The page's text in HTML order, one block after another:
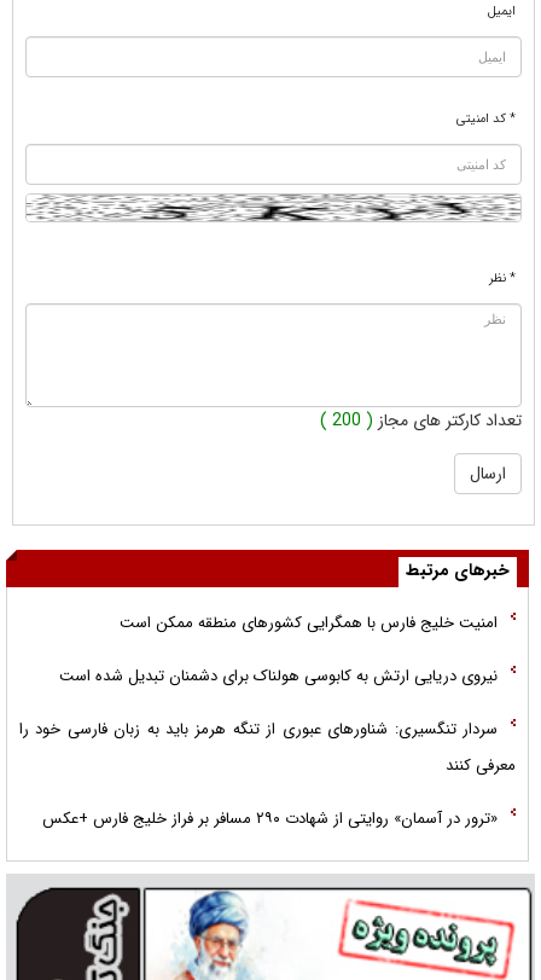
ایمیل
* کد امنیتی
* نظر
تعداد کارکتر های مجاز ( 200 )
خبرهای مرتبط
امنیت خلیج فارس با همگرایی کشور‌های منطقه ممکن است
نیروی دریایی ارتش به کابوسی هولناک برای دشمنان تبدیل شده است
سردار تنگسیری: شناور‌های عبوری از تنگه هرمز باید به زبان فارسی خود را
معرفی کنند
«ترور در آسمان» روایتی از شهادت ۲۹۰ مسافر بر فراز خلیج فارس +عکس